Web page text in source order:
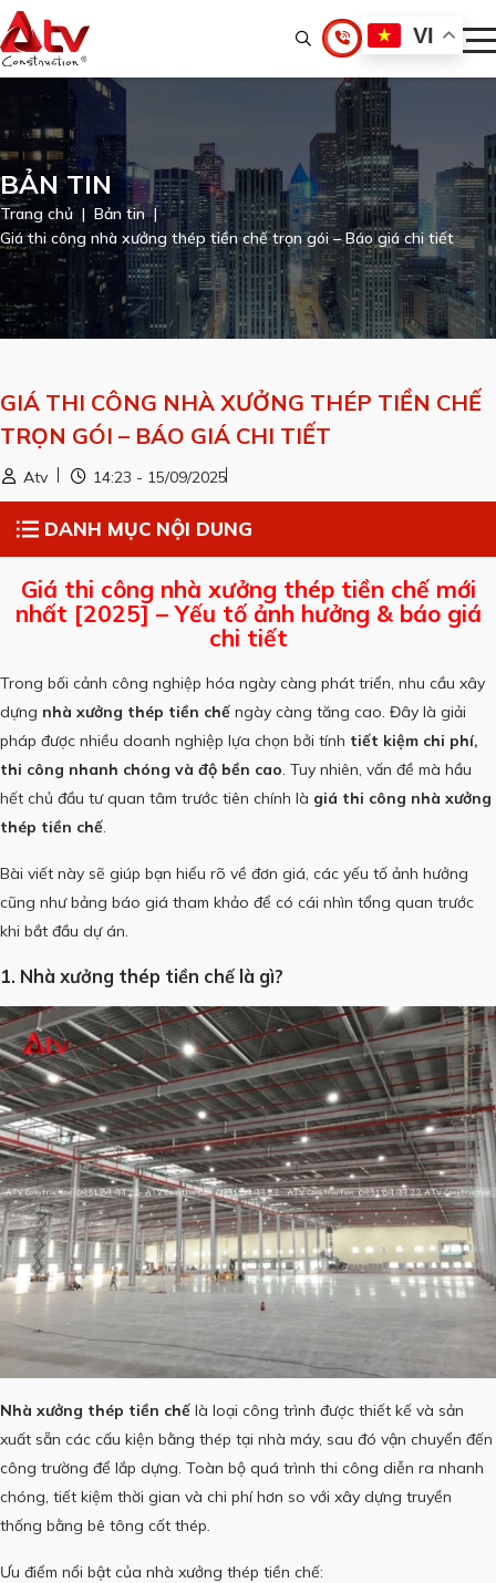
VI
BẢN TIN
Trang chủ
Bản tin
Giá thi công nhà xưởng thép tiền chế trọn gói – Báo giá chi tiết
GIÁ THI CÔNG NHÀ XƯỞNG THÉP TIỀN CHẾ
TRỌN GÓI – BÁO GIÁ CHI TIẾT
Atv 14:23 - 15/09/2025
DANH MỤC NỘI DUNG
Giá thi công nhà xưởng thép tiền chế mới
nhất [2025] – Yếu tố ảnh hưởng & báo giá
chi tiết
Trong bối cảnh công nghiệp hóa ngày càng phát triển, nhu cầu xây
dựng nhà xưởng thép tiền chế ngày càng tăng cao. Đây là giải
pháp được nhiều doanh nghiệp lựa chọn bởi tính tiết kiệm chi phí,
thi công nhanh chóng và độ bền cao. Tuy nhiên, vấn đề mà hầu
hết chủ đầu tư quan tâm trước tiên chính là giá thi công nhà xưởng
thép tiền chế.
Bài viết này sẽ giúp bạn hiểu rõ về đơn giá, các yếu tố ảnh hưởng
cũng như bảng báo giá tham khảo để có cái nhìn tổng quan trước
khi bắt đầu dự án.
1. Nhà xưởng thép tiền chế là gì?
Nhà xưởng thép tiền chế là loại công trình được thiết kế và sản
xuất sẵn các cấu kiện bằng thép tại nhà máy, sau đó vận chuyển đến
công trường để lắp dựng. Toàn bộ quá trình thi công diễn ra nhanh
chóng, tiết kiệm thời gian và chi phí hơn so với xây dựng truyền
thống bằng bê tông cốt thép.
Ưu điểm nổi bật của nhà xưởng thép tiền chế: